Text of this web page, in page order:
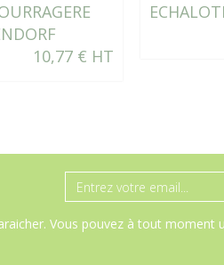
10,77 € HT
Vous pouvez à tout moment